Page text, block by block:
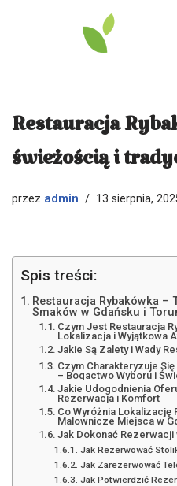
Restauracja
świeżością i
przez admin 13 sierpnia,
Spis treści:
Restauracja Rybakówka –
Smaków w Gdańsku i
Czym Jest Restauracja
Lokalizacja i Wyjątkowa
Jakie Są Zalety i Wady
Czym Charakteryzuje
– Bogactwo Wyboru i
Jakie Udogodnienia
Rezerwacja i Komfort
Co Wyróżnia Lokalizację
Malownicze Miejsca w
Jak Dokonać Rezerwacji
Jak Rezerwować
Jak Zarezerwować
Jak Potwierdzić